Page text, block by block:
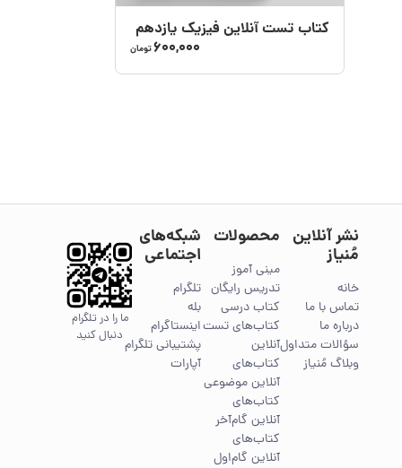
کتاب تست آنلاین فیزیک یازدهم
600,000تومان
نشر آنلاین
مُنیاز
خانه
تماس با ما
درباره ما
سؤالات متداول
وبلاگ مُنیاز
محصولات
مینی آموز
تدریس رایگان
کتاب درسی
کتاب‌های تست
آنلاین
کتاب‌های
آنلاین موضوعی
کتاب‌های
آنلاین گام‌آخر
کتاب‌های
آنلاین گام‌اول
شبکه‌های
اجتماعی
تلگرام
بله
اینستاگرام
پشتیبانی تلگرام
آپارات
ما را در تلگرام
دنبال کنید